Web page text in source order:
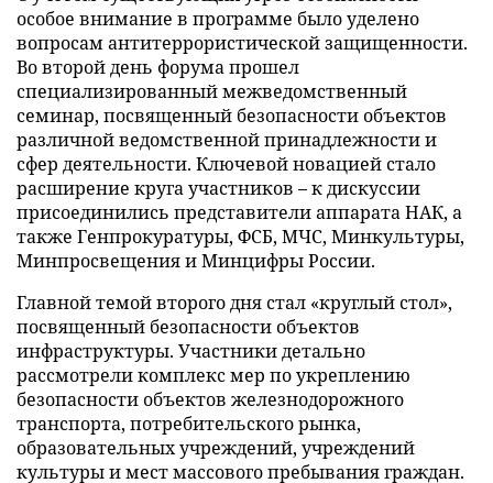
особое внимание в программе было уделено
вопросам антитеррористической защищенности.
Во второй день форума прошел
специализированный межведомственный
семинар, посвященный безопасности объектов
различной ведомственной принадлежности и
сфер деятельности. Ключевой новацией стало
расширение круга участников – к дискуссии
присоединились представители аппарата НАК, а
также Генпрокуратуры, ФСБ, МЧС, Минкультуры,
Минпросвещения и Минцифры России.
Главной темой второго дня стал «круглый стол»,
посвященный безопасности объектов
инфраструктуры. Участники детально
рассмотрели комплекс мер по укреплению
безопасности объектов железнодорожного
транспорта, потребительского рынка,
образовательных учреждений, учреждений
культуры и мест массового пребывания граждан.